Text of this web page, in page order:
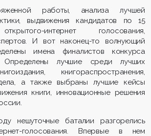
работы, анализа лучшей
выдвижения кандидатов по 15
интернет голосования,
И вот наконец-то волнующий
имена финалистов конкурса
Определены лучшие среди лучших
книгораспространения,
а также выбраны лучшие кейсы
книги, инновационные решения
нешуточные баталии разгорелись
голосования. Впервые в нем